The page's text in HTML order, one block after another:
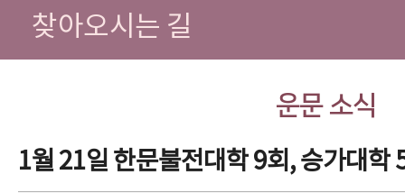
찾아오시는 길
운문 소식
1월 21일 한문불전대학 9회, 승가대학